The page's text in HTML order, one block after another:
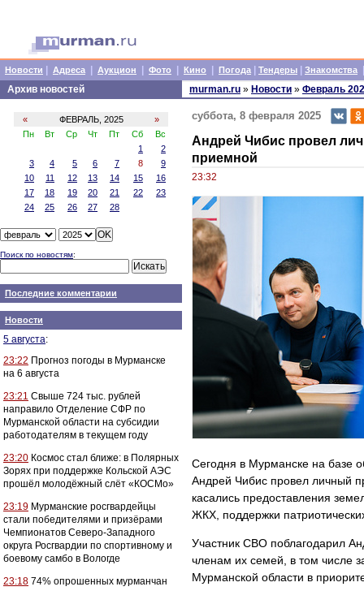
Новости Адреса Аукцион Фото Кино Погода Тендеры Знакомства
Архив новостей
« ФЕВРАЛЬ, 2025
»
Пн
Вт Ср Чт Пт Сб
Вс
1
2
3
4 5 6 7 8
9
10
11 12 13 14 15
16
17
18 19 20 21 22
23
24
25 26 27 28
Поиск по новостям:
Последние комментарии
Новости
5 августа:
23:22 Прогноз погоды в Мурманске
на 6 августа
23:21 Свыше 724 тыс. рублей
направило Отделение СФР по
Мурманской области на субсидии
работодателям в текущем году
23:20 Космос стал ближе: в Полярных
Зорях при поддержке Кольской АЭС
прошёл молодёжный слёт «КОСМо»
23:19 Мурманские росгвардейцы
стали победителями и призёрами
Чемпионатов Северо-Западного
округа Росгвардии по спортивному и
боевому самбо в Вологде
23:18 74% опрошенных мурманчан
murman.ru » Новости » Февраль
суббота, 8 февраля 2025
Андрей Чибис провел
приемной
23:32
Сегодня в Мурманске на базе
Андрей Чибис провел личный
касались предоставления
ЖКХ, поддержки
Участник СВО поблагодарил
членам их семей, в том числе
Мурманской области в